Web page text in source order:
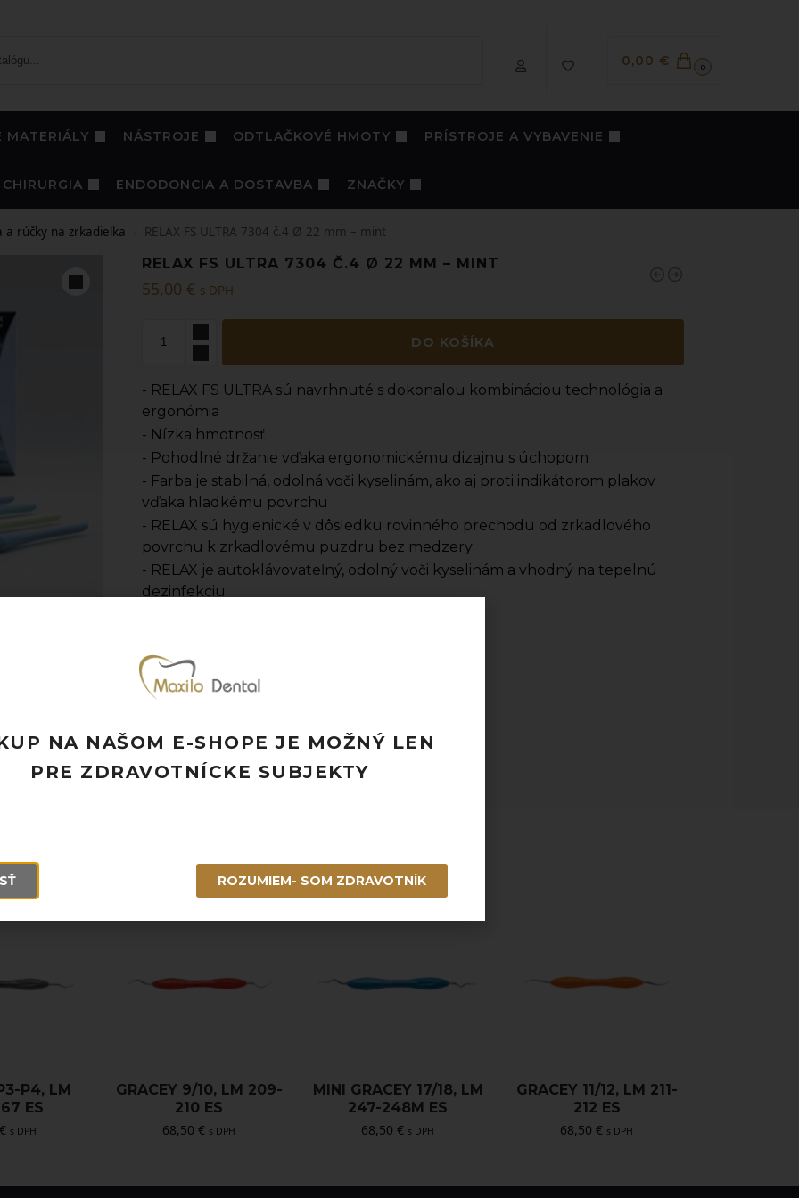
0,00 € 0
MATERIÁLY NÁSTROJE ODTLAČKOVÉ HMOTY PRÍSTROJE A VYBAVENIE
CHIRURGIA ENDODONCIA A DOSTAVBA ZNAČKY
a rúčky na zrkadielka RELAX FS ULTRA 7304 č.4 Ø 22 mm – mint
RELAX FS ULTRA 7304 Č.4 Ø 22 MM – MINT
55,00 € s DPH
DO KOŠÍKA
- RELAX FS ULTRA sú navrhnuté s dokonalou kombináciou technológia a
ergonómia
- Nízka hmotnosť
- Pohodlné držanie vďaka ergonomickému dizajnu s úchopom
- Farba je stabilná, odolná voči kyselinám, ako aj proti indikátorom plakov
vďaka hladkému povrchu
- RELAX sú hygienické v dôsledku rovinného prechodu od zrkadlového
povrchu k zrkadlovému puzdru bez medzery
- RELAX je autoklávovateľný, odolný voči kyselinám a vhodný na tepelnú
dezinfekciu
Pridať k obľúbeným
Rýchle doručenie a možnosť osobného odberu
P4, LM
ES
€ s DPH
GRACEY 9/10, LM 209-
210 ES
68,50€ s DPH
MINI GRACEY 17/18, LM
247-248M ES
68,50€ s DPH
GRACEY 11/12, LM 211-
212 ES
68,50€ s DPH
NA NAŠOM E-SHOPE JE MOŽNÝ LEN
PRE ZDRAVOTNÍCKE SUBJEKTY
ROZUMIEM- SOM ZDRAVOTNÍK